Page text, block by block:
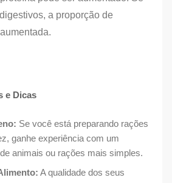
a proporção de
e Dicas
Se você está preparando rações
ganhe experiência com um
animais ou rações mais simples.
A qualidade dos seus